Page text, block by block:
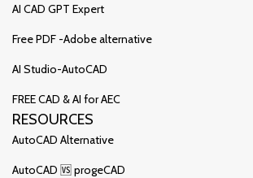
AI CAD GPT Expert
Free PDF -Adobe alternative
AI Studio-AutoCAD
FREE CAD & AI for AEC
RESOURCES
AutoCAD Alternative
AutoCAD 🆚 progeCAD